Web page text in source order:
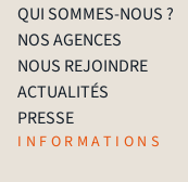
QUI SOMMES-NOUS ?
NOS AGENCES
NOUS REJOINDRE
ACTUALITÉS
PRESSE
INFORMATIONS